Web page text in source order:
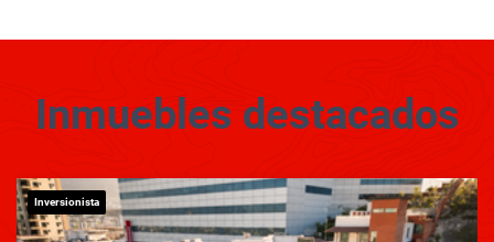
Inmuebles destacados
Inversionista